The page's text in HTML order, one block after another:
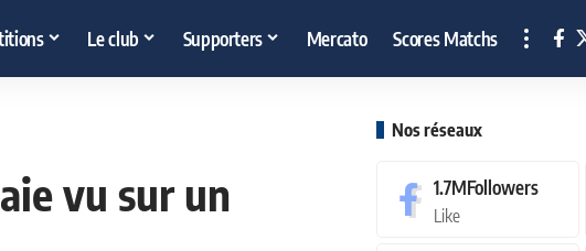
Le club Supporters Mercato Scores Matchs
vu sur un
Nos réseaux
1.7MFollowers
Like